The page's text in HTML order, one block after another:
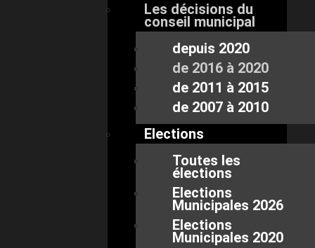
Les décisions du
conseil municipal
depuis 2020
de 2016 à 2020
de 2011 à 2015
de 2007 à 2010
Elections
Toutes les
élections
Elections
Municipales 2026
Elections
Municipales 2020